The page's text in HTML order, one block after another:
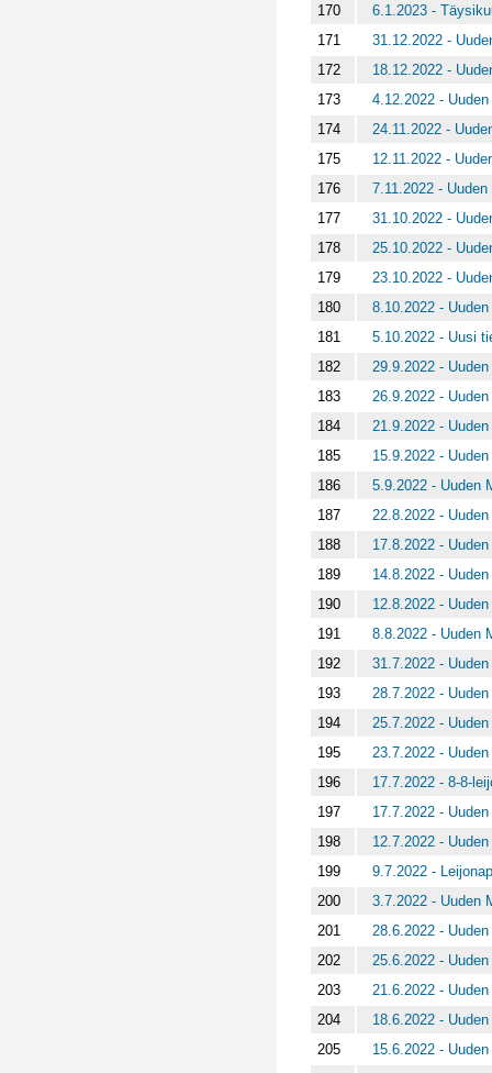
170
6.1.2023 -
171
31.12.2022 -
172
18.12.2022 -
173
4.12.2022 -
174
24.11.2022 -
175
12.11.2022 -
176
7.11.2022 -
177
31.10.2022 -
178
25.10.2022 -
179
23.10.2022 -
180
8.10.2022 -
181
5.10.2022 - Uusi
182
29.9.2022 -
183
26.9.2022 -
184
21.9.2022 -
185
15.9.2022 -
186
5.9.2022 - Uuden
187
22.8.2022 -
188
17.8.2022 -
189
14.8.2022 -
190
12.8.2022 -
191
8.8.2022 - Uuden
192
31.7.2022 -
193
28.7.2022 -
194
25.7.2022 -
195
23.7.2022 -
196
17.7.2022 - 8-8-
197
17.7.2022 -
198
12.7.2022 -
199
9.7.2022 -
200
3.7.2022 - Uuden
201
28.6.2022 -
202
25.6.2022 -
203
21.6.2022 -
204
18.6.2022 -
205
15.6.2022 -